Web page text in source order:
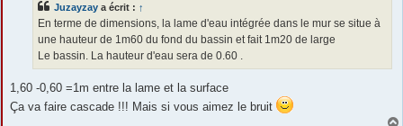
Juzayzay a écrit : ↑
En terme de dimensions, la lame d'eau intégrée dans le mur se situe à
une hauteur de 1m60 du fond du bassin et fait 1m20 de large
Le bassin. La hauteur d'eau sera de 0.60 .
1,60 -0,60 =1m entre la lame et la surface
Ça va faire cascade !!! Mais si vous aimez le bruit